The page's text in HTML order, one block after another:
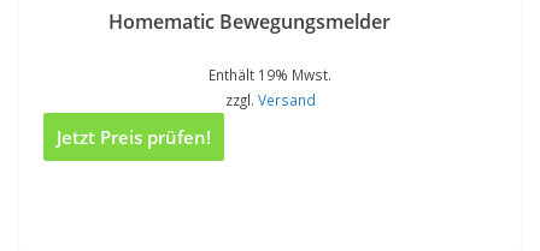
Homematic Bewegungsmelder
Enthält 19% Mwst.
zzgl. Versand
Jetzt Preis prüfen!